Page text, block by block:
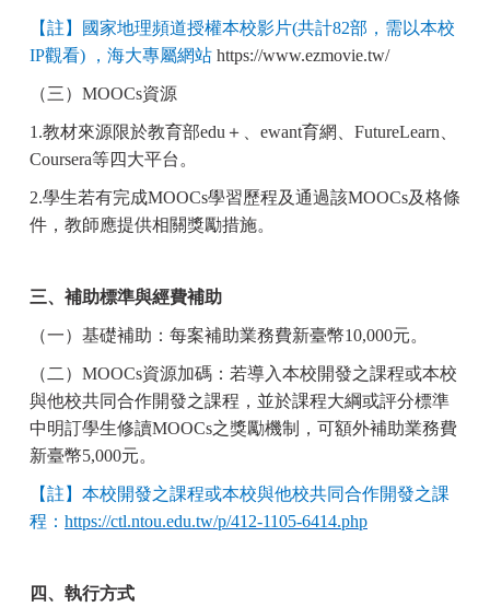
【註】國家地理頻道授權本校影片(共計82部，需以本校
IP觀看) ，海大專屬網站 https://www.ezmovie.tw/
（三） MOOCs資源
1.教材來源限於教育部edu ＋、 ewant育網、 FutureLearn
Coursera等四大平台。
2.學生若有完成MOOCs學習歷程及通過該MOOCs及格條
件，教師應提供相關獎勵措施。
三、補助標準與經費補助
（一）基礎補助：每案補助業務費新臺幣10,000元。
（二） MOOCs資源加碼：若導入本校開發之課程或本校
與他校共同合作開發之課程，並於課程大綱或評分標準
中明訂學生修讀MOOCs之獎勵機制，可額外補助業務費
新臺幣5,000元。
【註】本校開發之課程或本校與他校共同合作開發之課
程： https://ctl.ntou.edu.tw/p/412-1105-6414.php
四、執行方式